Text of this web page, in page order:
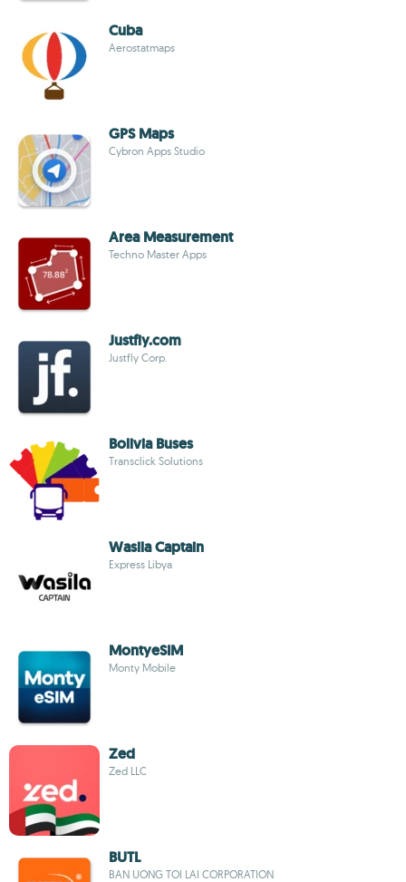
Cuba
Aerostatmaps
GPS Maps
Cybron Apps Studio
Area Measurement
Techno Master Apps
Justfly.com
Justfly Corp.
Bolivia Buses
Transclick Solutions
Wasila Captain
Express Libya
MontyeSIM
Monty Mobile
Zed
Zed LLC
BUTL
BAN UONG TOI LAI CORPORATION